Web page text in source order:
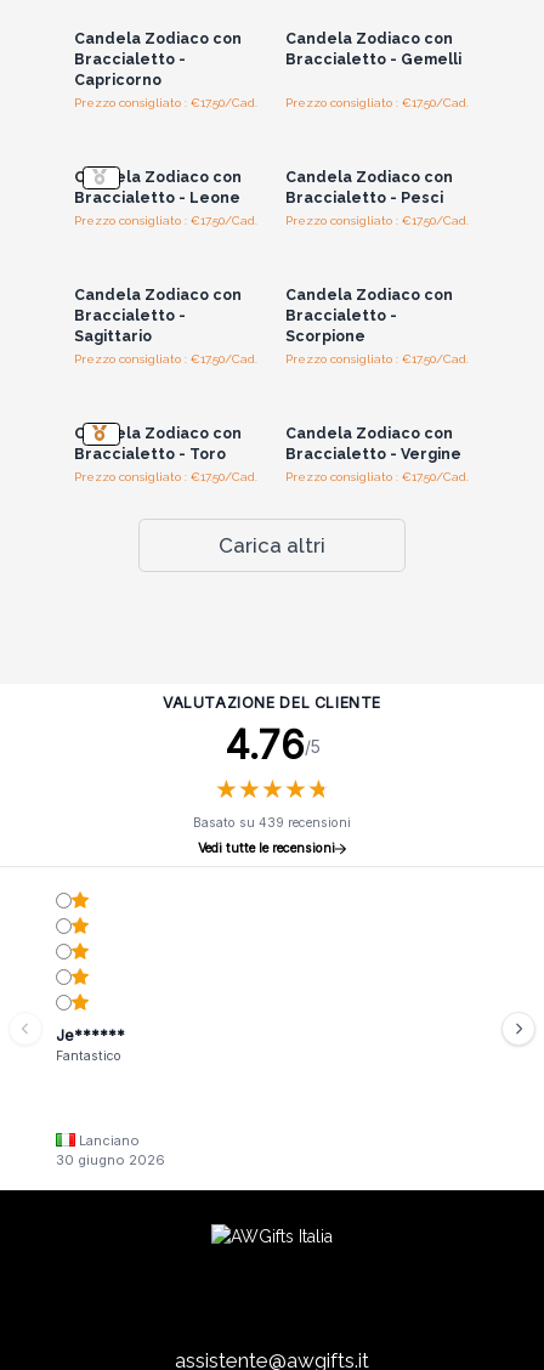
Candela Zodiaco con
Braccialetto -
Capricorno
Prezzo consigliato : €17.50/Cad.
Candela Zodiaco con
Braccialetto - Gemelli
Prezzo consigliato : €17.50/Cad.
Candela Zodiaco con
Braccialetto - Leone
Prezzo consigliato : €17.50/Cad.
Candela Zodiaco con
Braccialetto - Pesci
Prezzo consigliato : €17.50/Cad.
Candela Zodiaco con
Braccialetto -
Sagittario
Prezzo consigliato : €17.50/Cad.
Candela Zodiaco con
Braccialetto -
Scorpione
Prezzo consigliato : €17.50/Cad.
Candela Zodiaco con
Braccialetto - Toro
Prezzo consigliato : €17.50/Cad.
Candela Zodiaco con
Braccialetto - Vergine
Prezzo consigliato : €17.50/Cad.
Carica altri
VALUTAZIONE DEL CLIENTE
4.76/5
★★★★★
★★★★★
Basato su 439 recensioni
Vedi tutte le recensioni
Je******
Fantastico
Lanciano
30 giugno 2026
assistente@awgifts.it